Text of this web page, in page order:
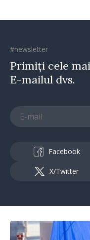
#newsletter
Primiți cele
E-mailul dvs.
Facebook
X/Twitter